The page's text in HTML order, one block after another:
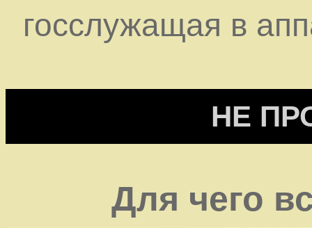
госслужащая в
НЕ
Для чего